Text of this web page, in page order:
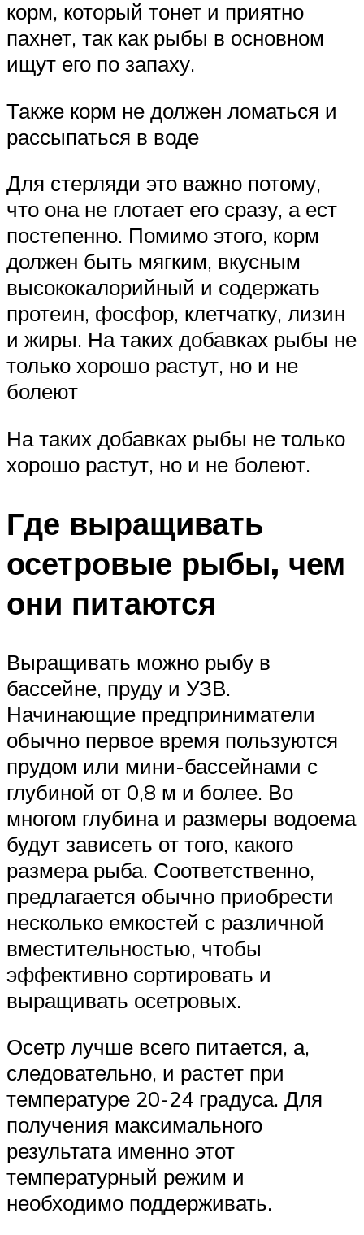
корм, который тонет и приятно
пахнет, так как рыбы в основном
ищут его по запаху.
Также корм не должен ломаться и
рассыпаться в воде
Для стерляди это важно потому,
что она не глотает его сразу, а ест
постепенно. Помимо этого, корм
должен быть мягким, вкусным
высококалорийный и содержать
протеин, фосфор, клетчатку, лизин
и жиры. На таких добавках рыбы не
только хорошо растут, но и не
болеют
На таких добавках рыбы не только
хорошо растут, но и не болеют.
Где выращивать
осетровые рыбы, чем
они питаются
Выращивать можно рыбу в
бассейне, пруду и УЗВ.
Начинающие предприниматели
обычно первое время пользуются
прудом или мини-бассейнами с
глубиной от 0,8 м и более. Во
многом глубина и размеры водоема
будут зависеть от того, какого
размера рыба. Соответственно,
предлагается обычно приобрести
несколько емкостей с различной
вместительностью, чтобы
эффективно сортировать и
выращивать осетровых.
Осетр лучше всего питается, а,
следовательно, и растет при
температуре 20-24 градуса. Для
получения максимального
результата именно этот
температурный режим и
необходимо поддерживать.